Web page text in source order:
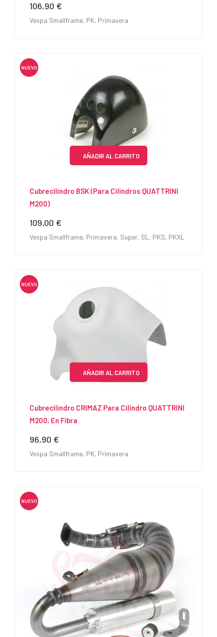
Precio
106,90 €
Vespa Smallframe, PK, Primavera
NUEVO
AÑADIR AL CARRITO
Cubrecilindro BSK (para Cilindros QUATTRINI
M200)
Precio
109,00 €
Vespa Smallframe, Primavera, Super, SL, PKS, PKXL
NUEVO
AÑADIR AL CARRITO
Cubrecilindro CRIMAZ Para Cilindro QUATTRINI
M200, En Fibra
Precio
96,90 €
Vespa Smallframe, PK, Primavera
NUEVO